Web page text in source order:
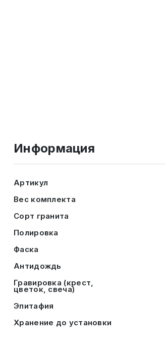
Информация
Артикул
Вес комплекта
Сорт гранита
Полировка
Фаска
Антидождь
Гравировка (крест,
цветок, свеча)
Эпитафия
Хранение до установки